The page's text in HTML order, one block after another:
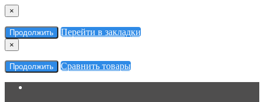
×
Продолжить Перейти в закладки
×
Продолжить Сравнить товары